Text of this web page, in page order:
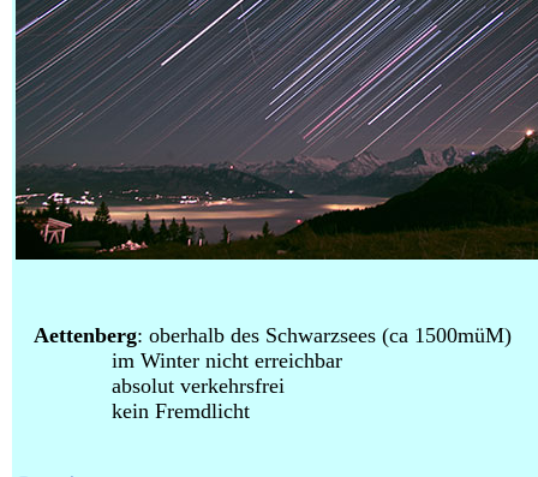
Aettenberg: oberhalb des Schwarzsees (ca 1500müM)
im Winter nicht erreichbar
absolut verkehrsfrei
kein Fremdlicht